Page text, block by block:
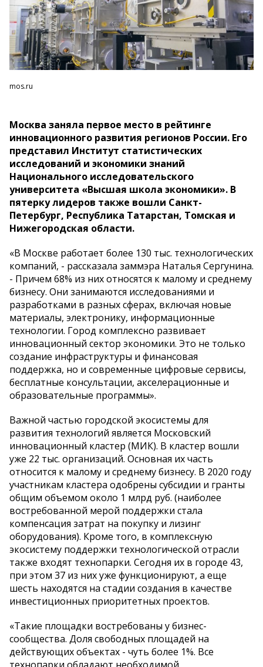
mos.ru
Москва заняла первое место в рейтинге
инновационного развития регионов России. Его
представил Институт статистических
исследований и экономики знаний
Национального исследовательского
университета «Высшая школа экономики». В
пятерку лидеров также вошли Санкт-
Петербург, Республика Татарстан, Томская и
Нижегородская области.
«В Москве работает более 130 тыс. технологических
компаний, - рассказала заммэра Наталья Сергунина.
- Причем 68% из них относятся к малому и среднему
бизнесу. Они занимаются исследованиями и
разработками в разных сферах, включая новые
материалы, электронику, информационные
технологии. Город комплексно развивает
инновационный сектор экономики. Это не только
создание инфраструктуры и финансовая
поддержка, но и современные цифровые сервисы,
бесплатные консультации, акселерационные и
образовательные программы».
Важной частью городской экосистемы для
развития технологий является Московский
инновационный кластер (МИК). В кластер вошли
уже 22 тыс. организаций. Основная их часть
относится к малому и среднему бизнесу. В 2020 году
участникам кластера одобрены субсидии и гранты
общим объемом около 1 млрд руб. (наиболее
востребованной мерой поддержки стала
компенсация затрат на покупку и лизинг
оборудования). Кроме того, в комплексную
экосистему поддержки технологической отрасли
также входят технопарки. Сегодня их в городе 43,
при этом 37 из них уже функционируют, а еще
шесть находятся на стадии создания в качестве
инвестиционных приоритетных проектов.
«Такие площадки востребованы у бизнес-
сообщества. Доля свободных площадей на
действующих объектах - чуть более 1%. Все